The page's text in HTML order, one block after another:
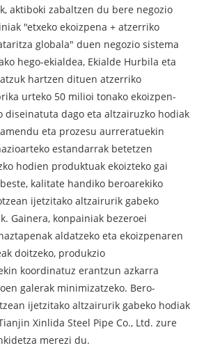
aktiboki zabaltzen du bere negozio
"etxeko ekoizpena + atzerriko
globala" duen negozio sistema
hego-ekialdea, Ekialde Hurbila eta
hartzen dituen atzerriko
urteko 50 milioi tonako ekoizpen-
diseinatuta dago eta altzairuzko hodiak
eta prozesu aurreratuekin
estandarrak betetzen
hodien produktuak ekoizteko gai
kalitate handiko beroarekiko
ijetzitako altzairurik gabeko
Gainera, konpainiak bezeroei
aldatzeko eta ekoizpenaren
doitzeko, produkzio
koordinatuz erantzun azkarra
galerak minimizatzeko. Bero-
ijetzitako altzairurik gabeko hodiak
Xinlida Steel Pipe Co., Ltd. zure
merezi du.